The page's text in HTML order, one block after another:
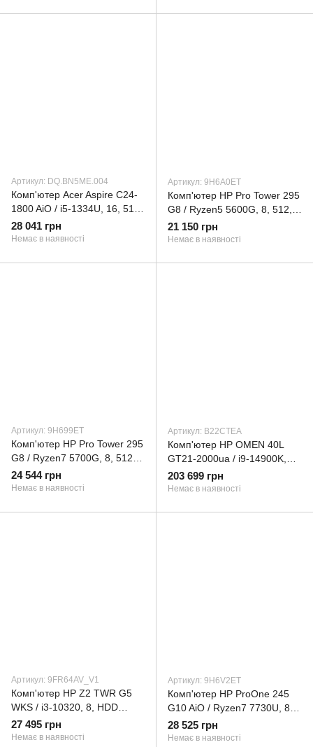
(90AR00M2-M00080)
Артикул: DQ.BN5ME.004
Комп'ютер Acer Aspire C24-
1800 AiO / i5-1334U, 16, 512,
WiFi, кл+м (DQ.BN5ME.004)
28 041 грн
Немає в наявності
Артикул: 9H6A0ET
Комп'ютер HP Pro Tower 295
G8 / Ryzen5 5600G, 8, 512,
DVD-WR, K&M (9H6A0ET)
21 150 грн
Немає в наявності
Артикул: 9H699ET
Комп'ютер HP Pro Tower 295
G8 / Ryzen7 5700G, 8, 512,
DVD-WR, K&M (9H699ET)
24 544 грн
Немає в наявності
Артикул: B22CTEA
Комп'ютер HP OMEN 40L
GT21-2000ua / i9-14900K,
64, SSD2Tb+2Tb, RTX 4090
24GB, K&M, WiFi (B22CTEA)
203 699 грн
Немає в наявності
Артикул: 9FR64AV_V1
Комп'ютер HP Z2 TWR G5
WKS / i3-10320, 8, HDD
500Gb, VGA Port, K&M,
W10P64 (9FR64AV_V1)
27 495 грн
Немає в наявності
Артикул: 9H6V2ET
Комп'ютер HP ProOne 245
G10 AiO / Ryzen7 7730U, 8,
512, Cam, WiFi, K&M
(9H6V2ET)
28 525 грн
Немає в наявності